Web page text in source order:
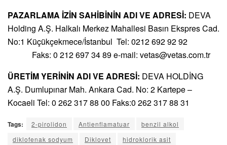
PAZARLAMA İZİN SAHİBİNİN ADI VE ADRESİ: DEVA
Holding A.Ş. Halkalı Merkez Mahallesi Basın Ekspres Cad.
No:1 Küçükçekmece/İstanbul Tel: 0212 692 92 92
Faks: 0 212 697 34 89 e-mail: vetas@vetas.com.tr
ÜRETİM YERİNİN ADI VE ADRESİ: DEVA HOLDİNG
A.Ş. Dumlupınar Mah. Ankara Cad. No: 2 Kartepe –
Kocaeli Tel: 0 262 317 88 00 Faks:0 262 317 88 31
Tags: 2-pirolidon Antienflamatuar
benzil alkol
diklofenak sodyum
Diklovet
hidroklorik asit